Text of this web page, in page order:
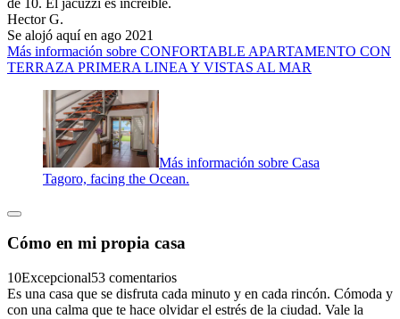
de 10. El jacuzzi es increíble.
Hector G.
Se alojó aquí en ago 2021
Más información sobre CONFORTABLE APARTAMENTO CON
TERRAZA PRIMERA LINEA Y VISTAS AL MAR
Más información sobre Casa
Tagoro, facing the Ocean.
Cómo en mi propia casa
10Excepcional53 comentarios
Es una casa que se disfruta cada minuto y en cada rincón. Cómoda y
con una calma que te hace olvidar el estrés de la ciudad. Vale la